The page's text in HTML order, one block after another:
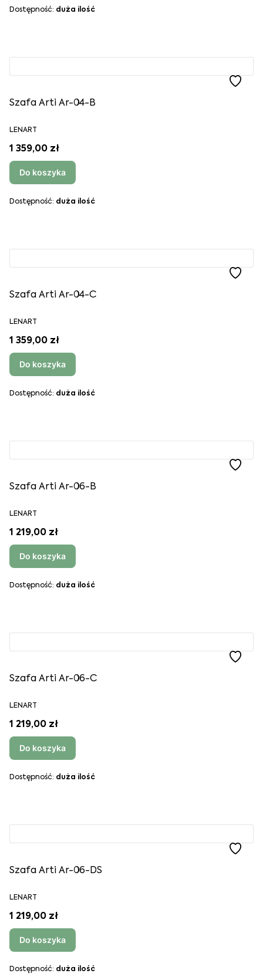
Dostępność: duża ilość
Szafa Arti Ar-04-B
LENART
1 359,00 zł
Do koszyka
Dostępność: duża ilość
Szafa Arti Ar-04-C
LENART
1 359,00 zł
Do koszyka
Dostępność: duża ilość
Szafa Arti Ar-06-B
LENART
1 219,00 zł
Do koszyka
Dostępność: duża ilość
Szafa Arti Ar-06-C
LENART
1 219,00 zł
Do koszyka
Dostępność: duża ilość
Szafa Arti Ar-06-DS
LENART
1 219,00 zł
Do koszyka
Dostępność: duża ilość